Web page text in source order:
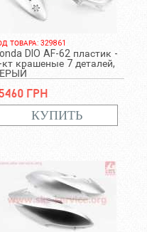
ТОВАРА: 329861
DIO AF-62 пластик -
кт крашеные 7 деталей,
грн